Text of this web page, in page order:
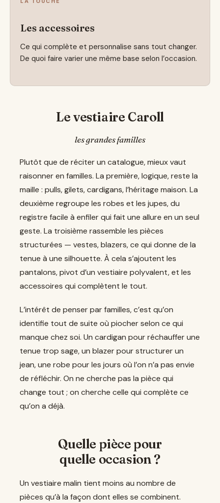
Les accessoires
Ce qui complète et personnalise sans tout changer.
De quoi faire varier une même base selon l’occasion.
Le vestiaire Caroll
les grandes familles
Plutôt que de réciter un catalogue, mieux vaut
raisonner en familles. La première, logique, reste la
maille : pulls, gilets, cardigans, l’héritage maison. La
deuxième regroupe les robes et les jupes, du
registre facile à enfiler qui fait une allure en un seul
geste. La troisième rassemble les pièces
structurées — vestes, blazers, ce qui donne de la
tenue à une silhouette. À cela s’ajoutent les
pantalons, pivot d’un vestiaire polyvalent, et les
accessoires qui complètent le tout.
L’intérêt de penser par familles, c’est qu’on
identifie tout de suite où piocher selon ce qui
manque chez soi. Un cardigan pour réchauffer une
tenue trop sage, un blazer pour structurer un
jean, une robe pour les jours où l’on n’a pas envie
de réfléchir. On ne cherche pas la pièce qui
change tout ; on cherche celle qui complète ce
qu’on a déjà.
Quelle pièce pour
quelle occasion ?
Un vestiaire malin tient moins au nombre de
pièces qu’à la façon dont elles se combinent.